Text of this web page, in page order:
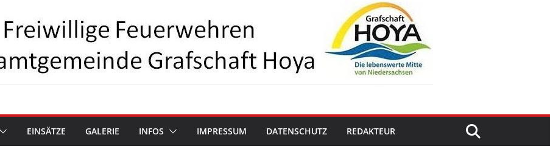
EINSÄTZE GALERIE INFOS IMPRESSUM DATENSCHUTZ REDAKTEUR